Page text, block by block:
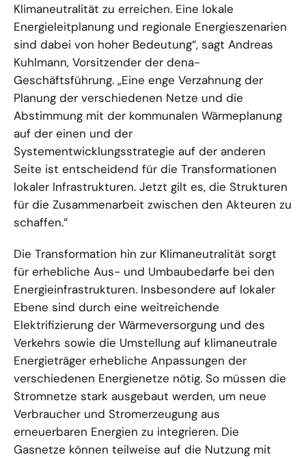
Klimaneutralität zu erreichen. Eine lokale
Energieleitplanung und regionale Energieszenarien
sind dabei von hoher Bedeutung“, sagt Andreas
Kuhlmann, Vorsitzender der dena-
Geschäftsführung. „Eine enge Verzahnung der
Planung der verschiedenen Netze und die
Abstimmung mit der kommunalen Wärmeplanung
auf der einen und der
Systementwicklungsstrategie auf der anderen
Seite ist entscheidend für die Transformationen
lokaler Infrastrukturen. Jetzt gilt es, die Strukturen
für die Zusammenarbeit zwischen den Akteuren zu
schaffen.“
Die Transformation hin zur Klimaneutralität sorgt
für erhebliche Aus- und Umbaubedarfe bei den
Energieinfrastrukturen. Insbesondere auf lokaler
Ebene sind durch eine weitreichende
Elektrifizierung der Wärmeversorgung und des
Verkehrs sowie die Umstellung auf klimaneutrale
Energieträger erhebliche Anpassungen der
verschiedenen Energienetze nötig. So müssen die
Stromnetze stark ausgebaut werden, um neue
Verbraucher und Stromerzeugung aus
erneuerbaren Energien zu integrieren. Die
Gasnetze können teilweise auf die Nutzung mit